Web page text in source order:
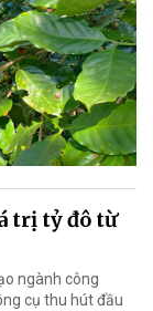
trị tỷ đô từ
ngành công
cụ thu hút đầu